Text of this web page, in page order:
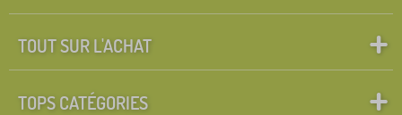
FILTRATION
TOUT SUR L'ACHAT
TOPS CATÉGORIES